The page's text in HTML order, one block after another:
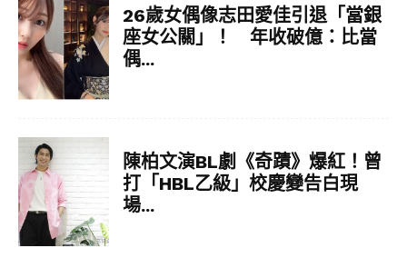
26歲女偶像志田愛佳引退「當銀
座女公關」！ 年收破億：比當
偶...
陳柏文演BL劇《奇蹟》爆紅！曾
打「HBL乙級」校慶變告白現
場...